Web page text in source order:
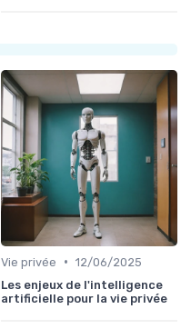
Vie privée • 12/06/2025
Les enjeux de l'intelligence
artificielle pour la vie privée